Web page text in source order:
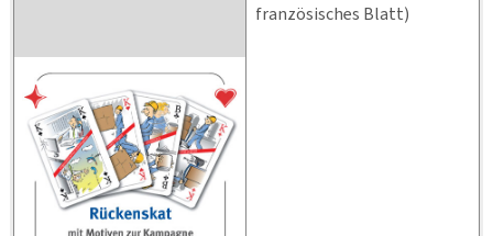
französisches Blatt)